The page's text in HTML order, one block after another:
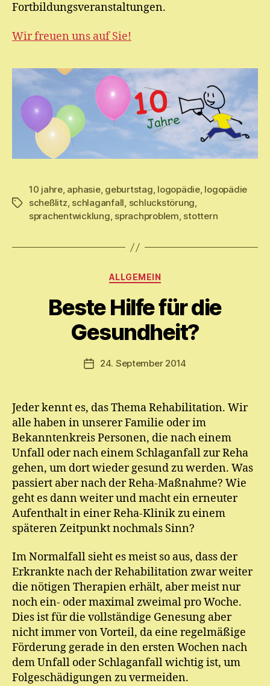
Fortbildungsveranstaltungen.
Wir freuen uns auf Sie!
Schlagwörter
10 jahre, aphasie, geburtstag, logopädie, logopädie
scheßlitz, schlaganfall, schluckstörung,
sprachentwicklung, sprachproblem, stottern
Kategorien
ALLGEMEIN
Beste Hilfe für die
Gesundheit?
Beitragsautor
V
n
M
y
ri
m
ic
h
el
Veröffentlichungsdatum
24. September 2014
Jeder kennt es, das Thema Rehabilitation. Wir
alle haben in unserer Familie oder im
Bekanntenkreis Personen, die nach einem
Unfall oder nach einem Schlaganfall zur Reha
gehen, um dort wieder gesund zu werden. Was
passiert aber nach der Reha-Maßnahme? Wie
geht es dann weiter und macht ein erneuter
Aufenthalt in einer Reha-Klinik zu einem
späteren Zeitpunkt nochmals Sinn?
Im Normalfall sieht es meist so aus, dass der
Erkrankte nach der Rehabilitation zwar weiter
die nötigen Therapien erhält, aber meist nur
noch ein- oder maximal zweimal pro Woche.
Dies ist für die vollständige Genesung aber
nicht immer von Vorteil, da eine regelmäßige
Förderung gerade in den ersten Wochen nach
dem Unfall oder Schlaganfall wichtig ist, um
Folgeschädigungen zu vermeiden.